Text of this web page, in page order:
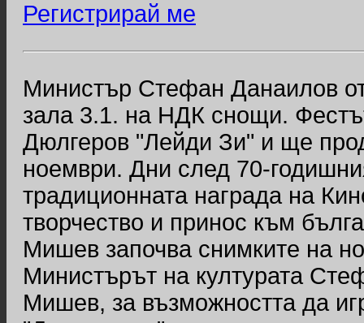
Регистрирай ме
Министър Стефан Данаилов
зала 3.1. на НДК снощи.
Дюлгеров "Лейди Зи" и ще
ноември. Дни след 70-
традиционната награда на
творчество и принос към
Мишев започва снимките на
Министърът на културата
Мишев, за възможността да